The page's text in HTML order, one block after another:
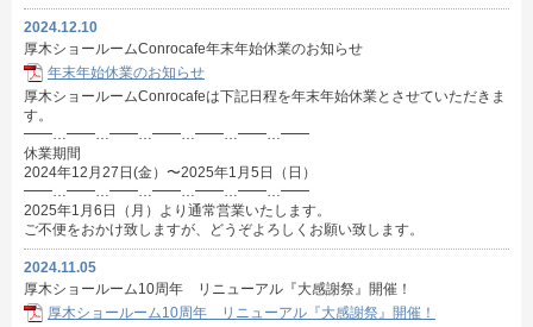
2024.12.10
厚木ショールームConrocafe年末年始休業のお知らせ
年末年始休業のお知らせ
厚木ショールームConrocafeは下記日程を年末年始休業とさせていただきま
す。
━━…━━…━━…━━…━━…━━…━━
休業期間
2024年12月27日(金）〜2025年1月5日（日）
━━…━━…━━…━━…━━…━━…━━
2025年1月6日（月）より通常営業いたします。
ご不便をおかけ致しますが、どうぞよろしくお願い致します。
2024.11.05
厚木ショールーム10周年 リニューアル『大感謝祭』開催！
厚木ショールーム10周年 リニューアル『大感謝祭』開催！